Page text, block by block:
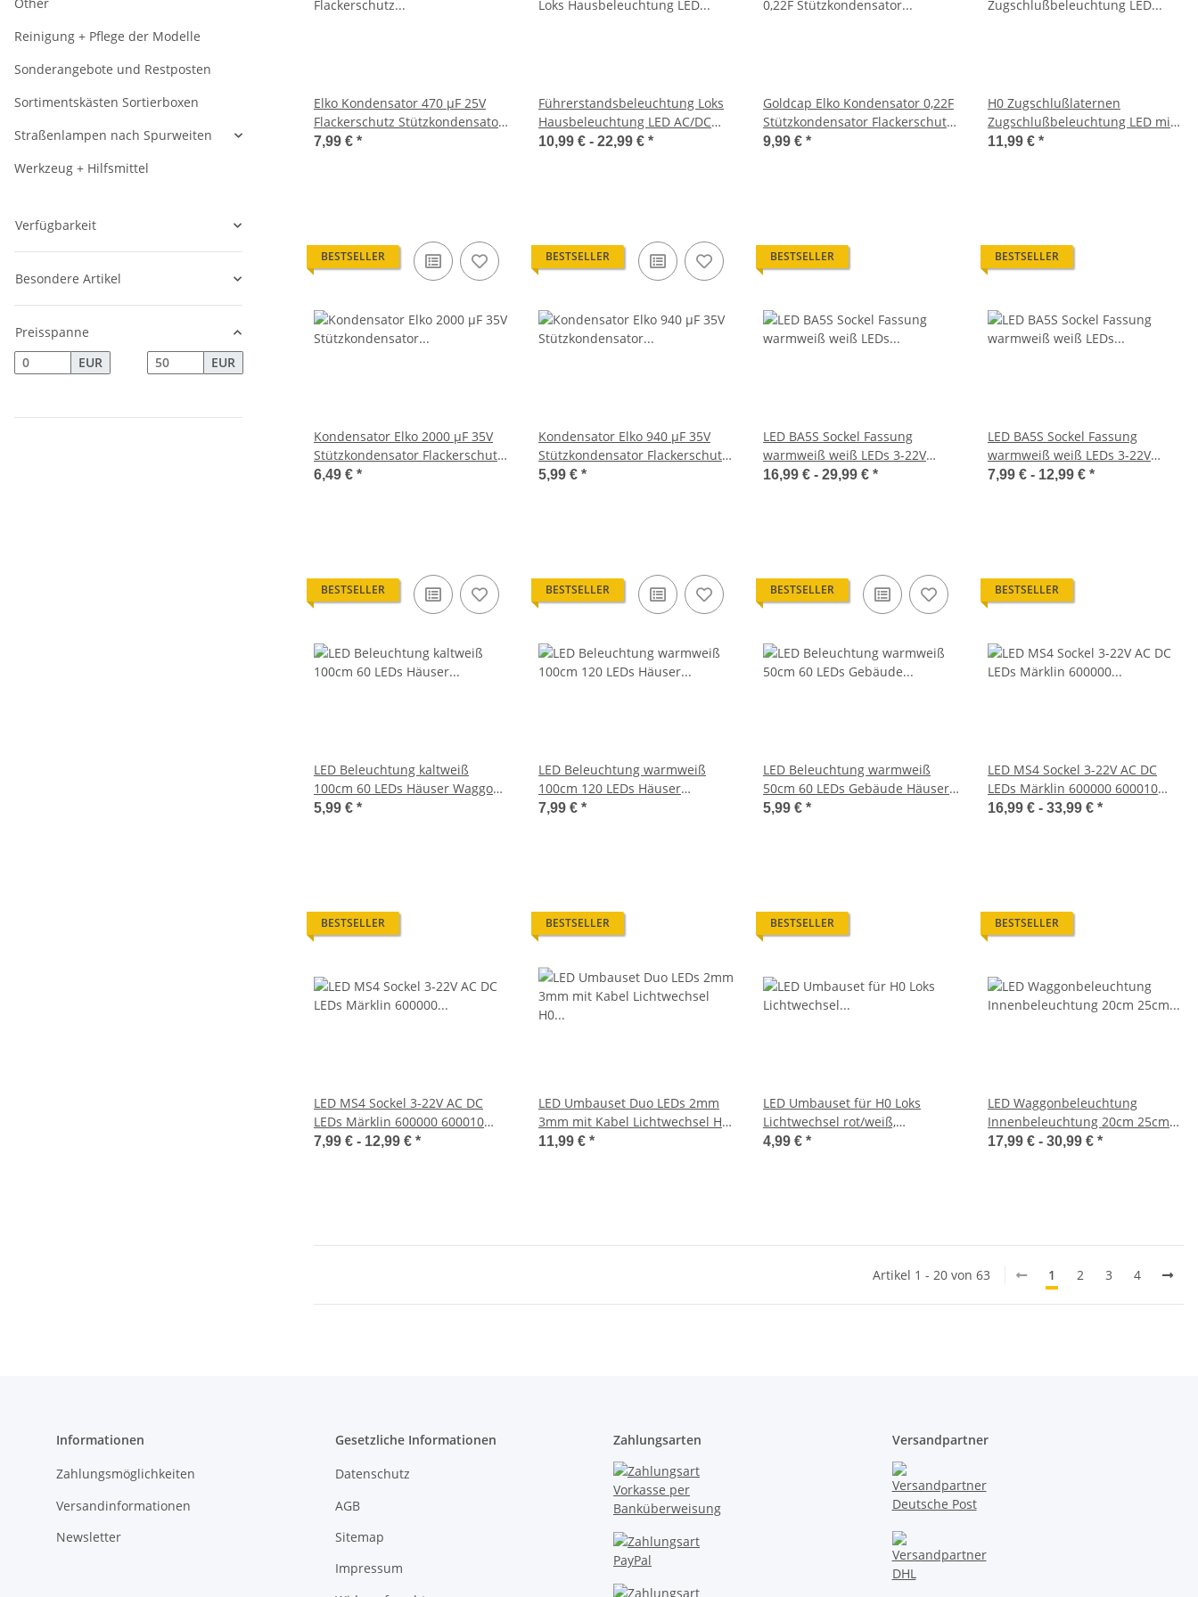
Elko Kondensator 470 µF 25V
Flackerschutz Stützkondensator
20 Stück S416
7,99 € *
Führerstandsbeleuchtung Loks
Hausbeleuchtung LED AC/DC
analog und digital FSB-1
10,99 € - 22,99 € *
Goldcap Elko Kondensator 0,22F
Stützkondensator Flackerschutz
5 Stück S419
9,99 € *
H0 Zugschlußlaternen
Zugschlußbeleuchtung LED mit
Schleifer + Elko AC/DC
11,99 € *
BESTSELLER
Kondensator Elko 2000 µF 35V
Stützkondensator Flackerschutz
Pufferspeicher W6
6,49 € *
BESTSELLER
Kondensator Elko 940 µF 35V
Stützkondensator Flackerschutz
Pufferspeicher W24
5,99 € *
BESTSELLER
LED BA5S Sockel Fassung
warmweiß weiß LEDs 3-22V
Märklin 600150 H0 Loks
16,99 € - 29,99 € *
BESTSELLER
LED BA5S Sockel Fassung
warmweiß weiß LEDs 3-22V
Märklin 600150 H0 Loks
7,99 € - 12,99 € *
BESTSELLER
LED Beleuchtung kaltweiß
100cm 60 LEDs Häuser Waggons
RC Modelle 1 Meter S333
5,99 € *
BESTSELLER
LED Beleuchtung warmweiß
100cm 120 LEDs Häuser
Waggons RC Modelle 1 Meter
7,99 € *
BESTSELLER
LED Beleuchtung warmweiß
50cm 60 LEDs Gebäude Häuser
Waggons RC Modelle S354
5,99 € *
BESTSELLER
LED MS4 Sockel 3-22V AC DC
LEDs Märklin 600000 600010
600020 Loks Signale H0 TT
16,99 € - 33,99 € *
BESTSELLER
LED MS4 Sockel 3-22V AC DC
LEDs Märklin 600000 600010
600020 Loks Signale H0 TT
7,99 € - 12,99 € *
BESTSELLER
LED Umbauset Duo LEDs 2mm
3mm mit Kabel Lichtwechsel H0
Loks Triebwagen analog
11,99 € *
BESTSELLER
LED Umbauset für H0 Loks
Lichtwechsel rot/weiß,
rot/warmweiß Wendezug
4,99 € *
BESTSELLER
LED Waggonbeleuchtung
Innenbeleuchtung 20cm 25cm
Beleuchtung Waggons H0 TT N
17,99 € - 30,99 € *
Artikel 1 - 20 von 63 1 2 3 4
Reinigung + Pflege der Modelle
Sonderangebote und Restposten
Sortimentskästen Sortierboxen
Straßenlampen nach Spurweiten
Werkzeug + Hilfsmittel
Verfügbarkeit
Besondere Artikel
Preisspanne
EUR
EUR
Informationen
Zahlungsmöglichkeiten
Versandinformationen
Newsletter
Gesetzliche Informationen
Datenschutz
AGB
Sitemap
Impressum
Zahlungsarten Versandpartner